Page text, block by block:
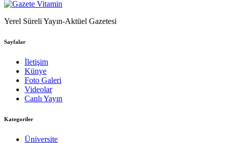
Yerel Süreli Yayın-Aktüel Gazetesi
Sayfalar
İletişim
Künye
Foto Galeri
Videolar
Canlı Yayın
Kategoriler
Üniversite